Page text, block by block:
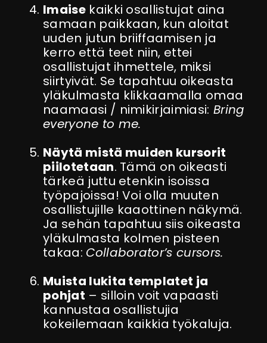
Imaisekaikki osallistujat aina
samaan paikkaan, kun aloitat
uuden jutun briiffaamisen ja
kerro että teet niin, ettei
osallistujat ihmettele, miksi
siirtyivät. Se tapahtuu oikeasta
yläkulmasta klikkaamalla omaa
naamaasi / nimikirjaimiasi: Bring
everyone to me.
Näytä mistä muiden kursorit
piilotetaan. Tämä on oikeasti
tärkeä juttu etenkin isoissa
työpajoissa! Voi olla muuten
osallistujille kaaottinen näkymä.
Ja sehän tapahtuu siis oikeasta
yläkulmasta kolmen pisteen
takaa: Collaborator’s cursors.
Muista lukita templatet ja
pohjat – silloin voit vapaasti
kannustaa osallistujia
kokeilemaan kaikkia työkaluja.